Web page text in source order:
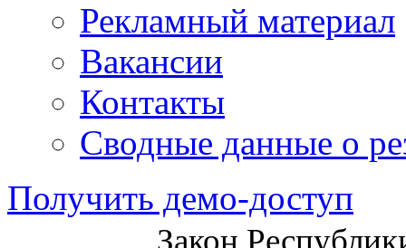
Рекламный материал
Вакансии
Контакты
Сводные данные о
Получить демо-доступ
Закон